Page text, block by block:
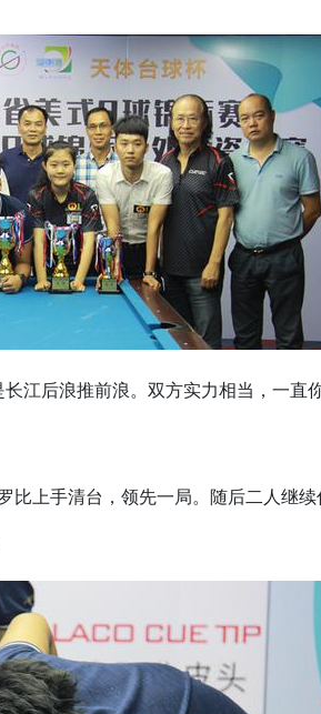
江后浪推前浪。双方实力相当，一
比上手清台，领先一局。随后二人继